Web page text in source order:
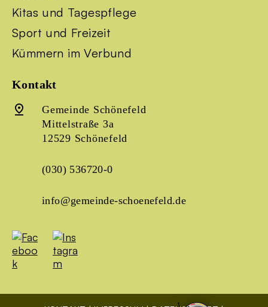
Kitas und Tagespflege
Sport und Freizeit
Kümmern im Verbund
Kontakt
Gemeinde Schönefeld
Mittelstraße 3a
12529 Schönefeld
(030) 536720-0
info@gemeinde-schoenefeld.de